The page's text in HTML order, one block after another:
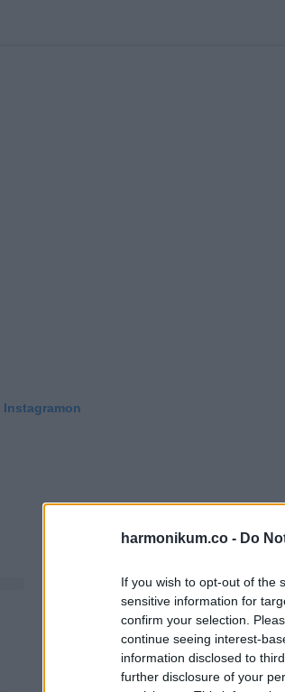
harmonikum.co - Do
If you wish to opt-out of the
sensitive information for
confirm your selection.
continue seeing interest-
information disclosed to
further disclosure of your
Instagramon